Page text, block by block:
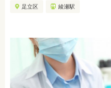
おでかけ
足立区 綾瀬駅